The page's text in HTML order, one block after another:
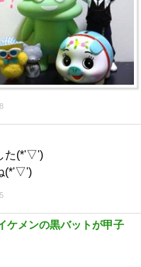
た(*'▽')
(*'▽')
ケメンの黒バットが甲子